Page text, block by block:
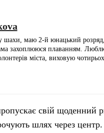
маю 2-й юнацький розряд,
захоплююся плаванням.
міста, виховую
свій
шлях через